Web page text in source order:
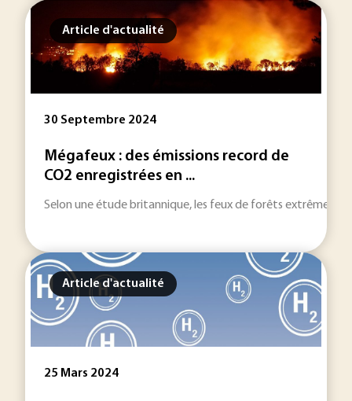
Article d'actualité
30 Septembre 2024
Mégafeux : des émissions record de
CO2 enregistrées en ...
Selon une étude britannique, les feux de forêts extrêmes
Article d'actualité
25 Mars 2024